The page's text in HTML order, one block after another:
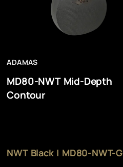
ADAMAS
MD80-NWT Mid-Depth
Contour
NWT Black | MD80-NWT-G